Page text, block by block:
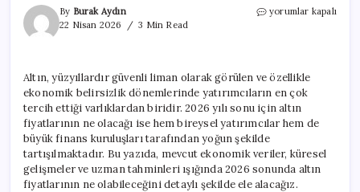
By Burak Aydın
22 Nisan 2026
3 Min Read
2027
Olacak?
için
yorumlar kapalı
Altın, yüzyıllardır güvenli liman olarak görülen ve özellikle
ekonomik belirsizlik dönemlerinde yatırımcıların en çok
tercih ettiği varlıklardan biridir. 2026 yılı sonu için altın
fiyatlarının ne olacağı ise hem bireysel yatırımcılar hem de
büyük finans kuruluşları tarafından yoğun şekilde
tartışılmaktadır. Bu yazıda, mevcut ekonomik veriler, küresel
gelişmeler ve uzman tahminleri ışığında 2026 sonunda altın
fiyatlarının ne olabileceğini detaylı şekilde ele alacağız.